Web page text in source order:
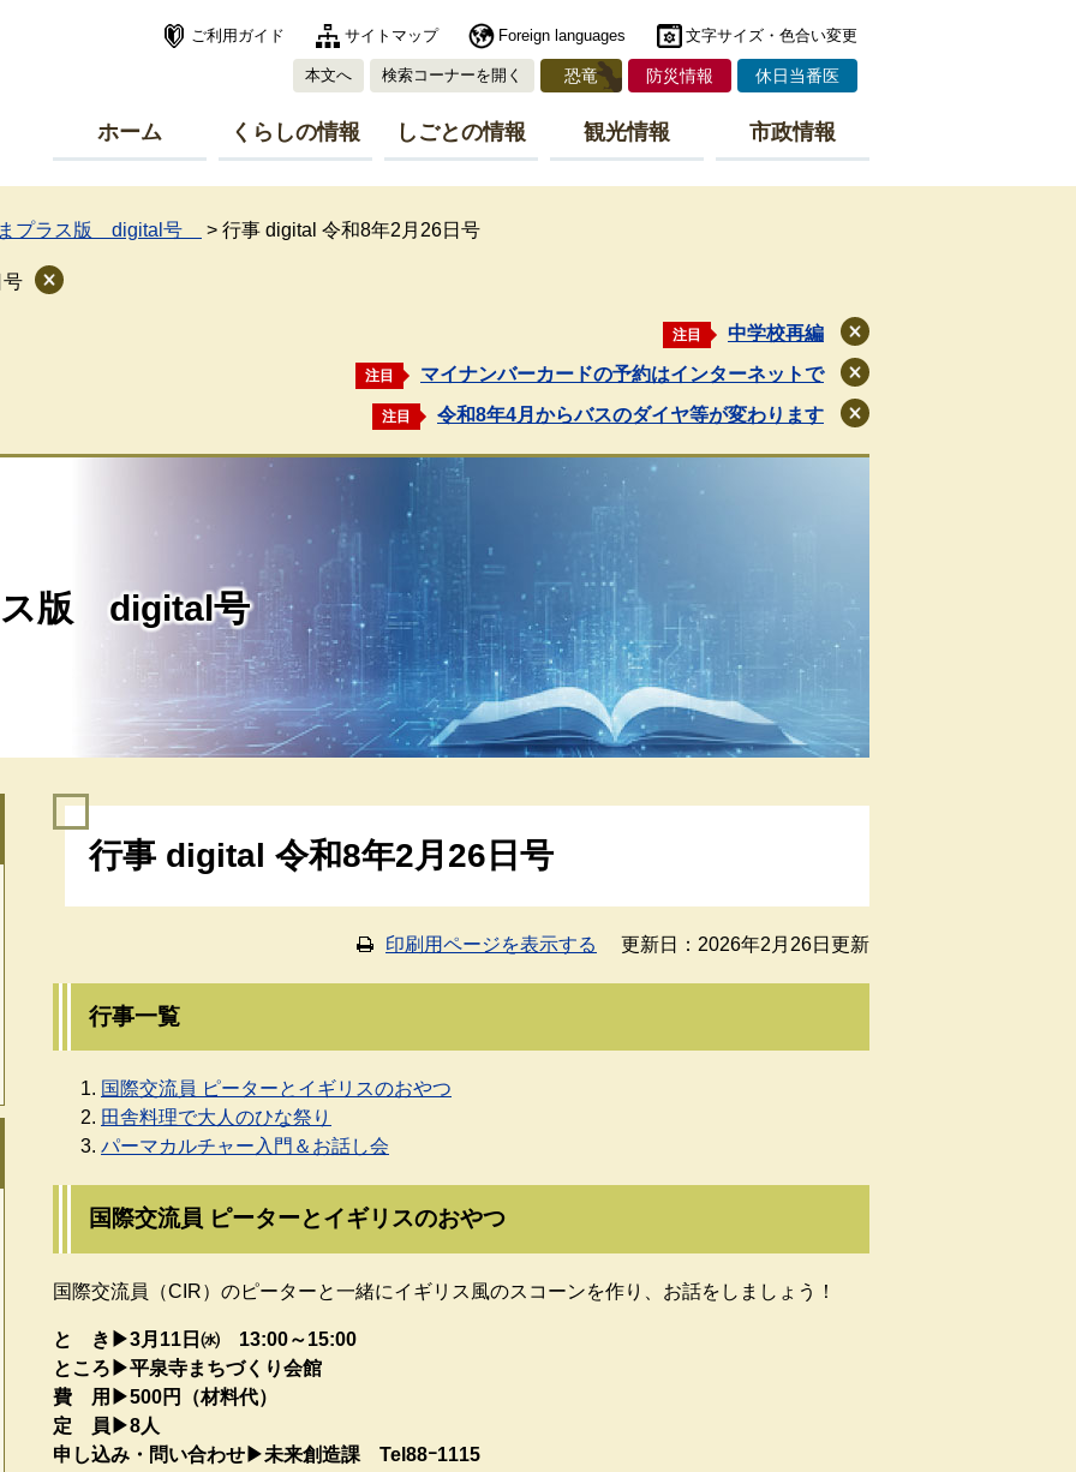
ご利用ガイド サイトマップ Foreign languages 文字サイズ・色合い変更
本文へ 検索コーナーを開く 恐竜 防災情報 休日当番医
ホーム くらしの情報 しごとの情報 観光情報 市政情報
プラス版 digital号 > 行事 digital 令和8年2月26日号
号
注目 中学校再編
閉
じ
る
注目 マイナンバーカードの予約はインターネットで
閉
じ
る
注目 令和8年4月からバスのダイヤ等が変わります
閉
ス版 digital号
行事 digital 令和8年2月26日号
印刷用ページを表示する 更新日：2026年2月26日更新
行事一覧
国際交流員 ピーターとイギリスのおやつ
田舎料理で大人のひな祭り
パーマカルチャー入門＆お話し会
国際交流員 ピーターとイギリスのおやつ
国際交流員（CIR）のピーターと一緒にイギリス風のスコーンを作り、お話をしましょう！
と き▶3月11日㈬ 13:00～15:00​
ところ▶平泉寺まちづくり会館​
費 用▶500円（材料代）
定 員▶8人​​
申し込み・​問い合わせ▶未来創造課​​ Tel88ｰ1115​